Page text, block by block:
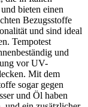
bieten einen
Bezugsstoffe
und sind ideal
Tempotest
und
vor UV-
Mit dem
sogar gegen
und Öl haben